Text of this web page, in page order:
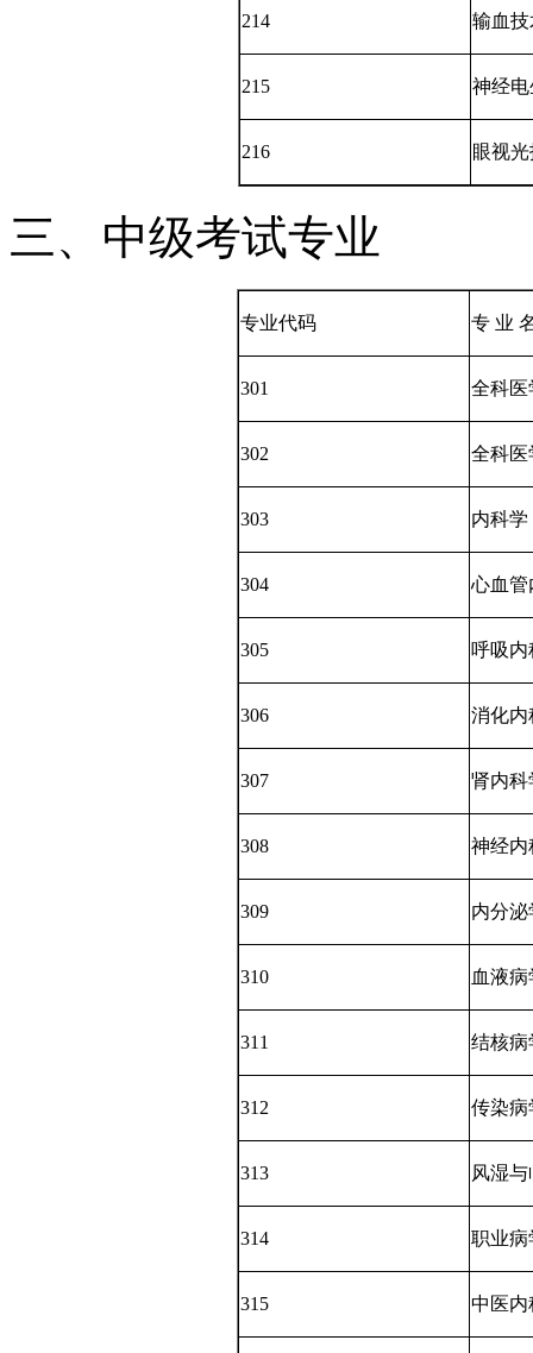
214 输血技
215 神经
216 眼视
三、中级考试专业
专业代码 专 业
301 全科医
302 全科医
303 内科学
304 心血管
305 呼吸内
306 消化内
307 肾内科
308 神经内
309 内分泌
310 血液病
311 结核病
312 传染病
313 风湿
314 职业病
315 中医内